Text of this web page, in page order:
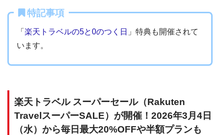
特記事項
「 楽天トラベルの5と0のつく日 」特典も開催されて
います。
楽天トラベル スーパーセール（Rakuten
TravelスーパーSALE）が開催！2026年3月4日
（水）から毎日最大20%OFFや半額プランも